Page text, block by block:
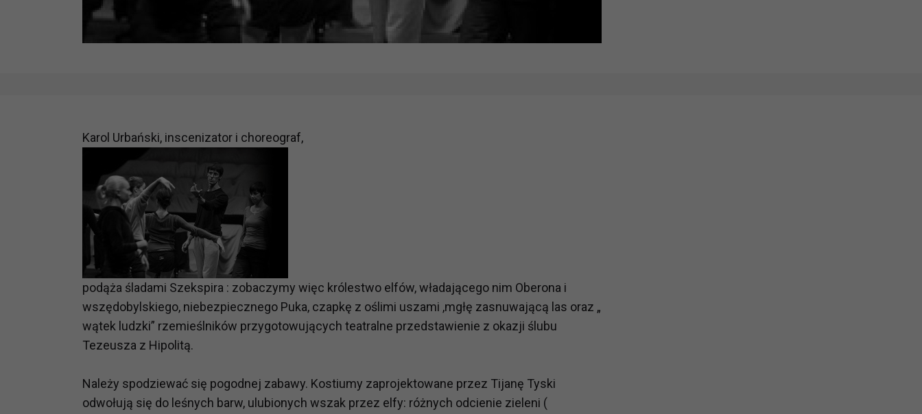
Karol Urbański, inscenizator i choreograf,
podąża śladami Szekspira : zobaczymy więc królestwo elfów, władającego nim Oberona i
wszędobylskiego, niebezpiecznego Puka, czapkę z oślimi uszami ,mgłę zasnuwającą las oraz „
wątek ludzki” rzemieślników przygotowujących teatralne przedstawienie z okazji ślubu
Tezeusza z Hipolitą.
Należy spodziewać się pogodnej zabawy. Kostiumy zaprojektowane przez Tijanę Tyski
odwołują się do leśnych barw, ulubionych wszak przez elfy: różnych odcienie zieleni (